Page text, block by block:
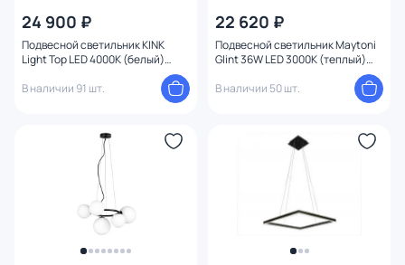
24 900 ₽
Подвесной светильник KINK
Light Тор LED 4000К (белый)
В наличии 91 шт.
22 620 ₽
Подвесной светильник Maytoni
Glint 36W LED 3000К (теплый)
В наличии 50 шт.
Глубина врезного отверстия
Количество ламп
Цвет свечения